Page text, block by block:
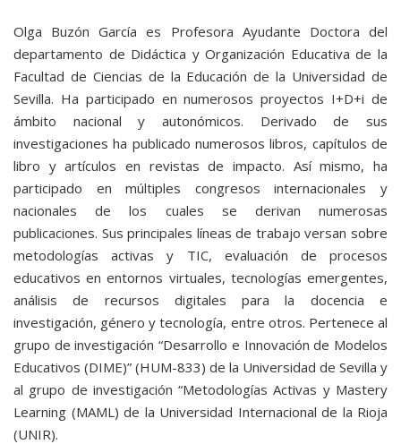
Olga Buzón García es Profesora Ayudante Doctora del
departamento de Didáctica y Organización Educativa de la
Facultad de Ciencias de la Educación de la Universidad de
Sevilla. Ha participado en numerosos proyectos I+D+i de
ámbito nacional y autonómicos. Derivado de sus
investigaciones ha publicado numerosos libros, capítulos de
libro y artículos en revistas de impacto. Así mismo, ha
participado en múltiples congresos internacionales y
nacionales de los cuales se derivan numerosas
publicaciones. Sus principales líneas de trabajo versan sobre
metodologías activas y TIC, evaluación de procesos
educativos en entornos virtuales, tecnologías emergentes,
análisis de recursos digitales para la docencia e
investigación, género y tecnología, entre otros. Pertenece al
grupo de investigación “Desarrollo e Innovación de Modelos
Educativos (DIME)” (HUM-833) de la Universidad de Sevilla y
al grupo de investigación “Metodologías Activas y Mastery
Learning (MAML) de la Universidad Internacional de la Rioja
(UNIR).